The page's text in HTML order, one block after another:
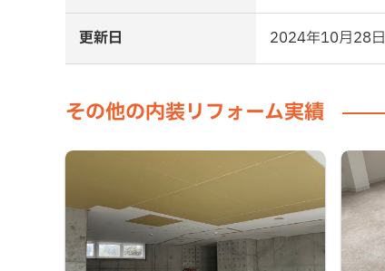
更新日 2024年10月28日
その他の内装リフォーム実績